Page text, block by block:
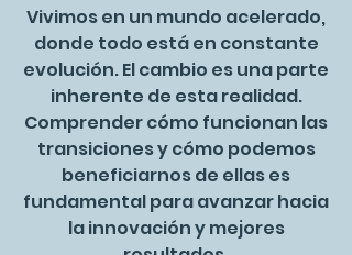
Vivimos en un mundo acelerado,
donde todo está en constante
evolución. El cambio es una parte
inherente de esta realidad.
Comprender cómo funcionan las
transiciones y cómo podemos
beneficiarnos de ellas es
fundamental para avanzar hacia
la innovación y mejores